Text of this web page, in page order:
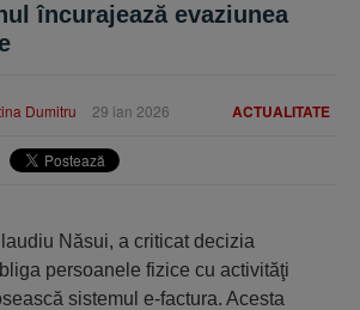
încurajează evaziunea
ACTUALITATE
Dumitru 29 ian 2026
Năsui, a criticat decizia
persoanele fizice cu activităţi
sistemul e-factura. Acesta